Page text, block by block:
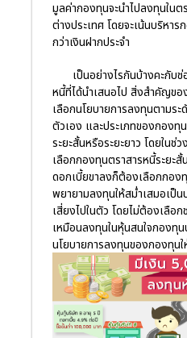
มูลค่ากองทุนจะนำไปลงทุนในต
ต่างประเทศ โดยจะเน้นบริหา
กว่าเงินฝากประจำ
เป็นอย่างไรกันบ้างคะกับ
หนี้ที่ได้นำเสนอไป สิ่งสำคัญข
เลือกนโยบายการลงทุนตามระ
ตัวเอง และประเภทของกองทุ
ระยะสั้นหรือระยะยาว โดยในช่
เลือกกองทุนตราสารหนี้ระยะ
ดอกเบี้ยขาลงก็ต้องเลือกกอง
พยายามลงทุนให้สม่ำเสมอเป็น
เสี่ยงไปในตัว โดยไม่ต้องเลือก
เหมือนลงทุนในหุ้นสนใจกองทุ
นโยบายการลงทุนของกองทุน